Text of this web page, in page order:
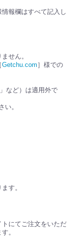
報欄はすべて記入し
せん。
Getchu.com ］様での
など）は適用外で
い。
す。
にてご注文をいただ
。